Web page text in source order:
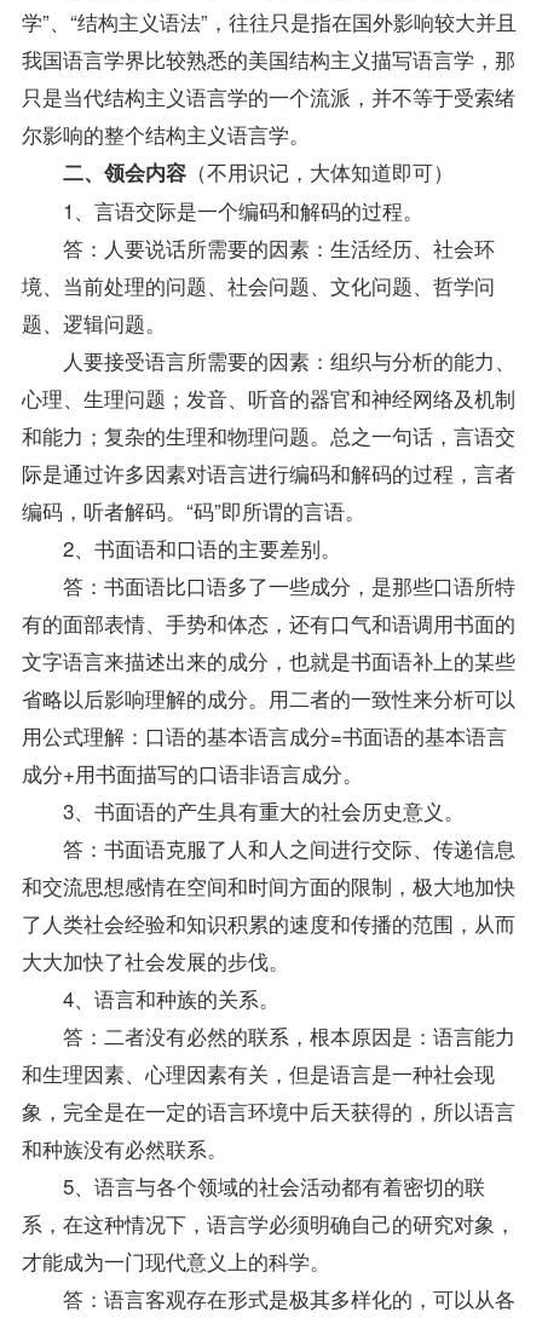
学”、“结构主义语法”，往往只是指在国外影响较大并且
我国语言学界比较熟悉的美国结构主义描写语言学，那
只是当代结构主义语言学的一个流派，并不等于受索绪
尔影响的整个结构主义语言学。
二、领会内容（不用识记，大体知道即可）
1、言语交际是一个编码和解码的过程。
答：人要说话所需要的因素：生活经历、社会环
境、当前处理的问题、社会问题、文化问题、哲学问
题、逻辑问题。
人要接受语言所需要的因素：组织与分析的能力、
心理、生理问题；发音、听音的器官和神经网络及机制
和能力；复杂的生理和物理问题。总之一句话，言语交
际是通过许多因素对语言进行编码和解码的过程，言者
编码，听者解码。“码”即所谓的言语。
2、书面语和口语的主要差别。
答：书面语比口语多了一些成分，是那些口语所特
有的面部表情、手势和体态，还有口气和语调用书面的
文字语言来描述出来的成分，也就是书面语补上的某些
省略以后影响理解的成分。用二者的一致性来分析可以
用公式理解：口语的基本语言成分=书面语的基本语言
成分+用书面描写的口语非语言成分。
3、书面语的产生具有重大的社会历史意义。
答：书面语克服了人和人之间进行交际、传递信息
和交流思想感情在空间和时间方面的限制，极大地加快
了人类社会经验和知识积累的速度和传播的范围，从而
大大加快了社会发展的步伐。
4、语言和种族的关系。
答：二者没有必然的联系，根本原因是：语言能力
和生理因素、心理因素有关，但是语言是一种社会现
象，完全是在一定的语言环境中后天获得的，所以语言
和种族没有必然联系。
5、语言与各个领域的社会活动都有着密切的联
系，在这种情况下，语言学必须明确自己的研究对象，
才能成为一门现代意义上的科学。
答：语言客观存在形式是极其多样化的，可以从各